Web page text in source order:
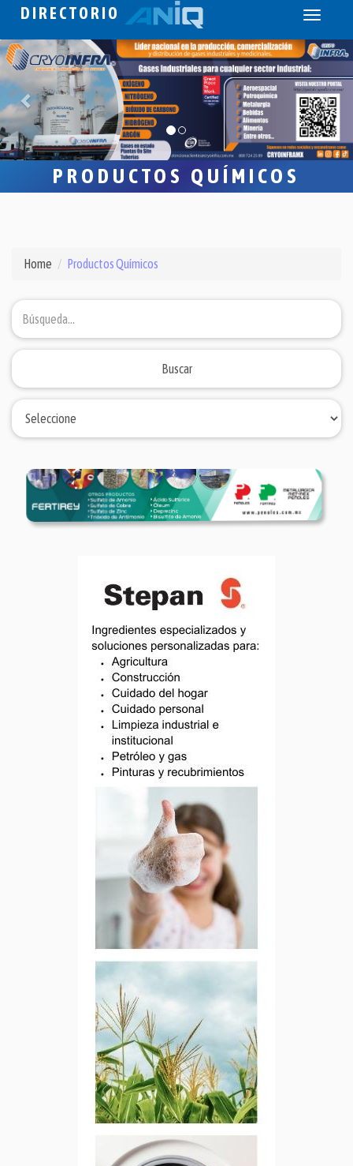
DIRECTORIO
Toggle
PRODUCTOS QUÍMICOS
Home Productos Químicos